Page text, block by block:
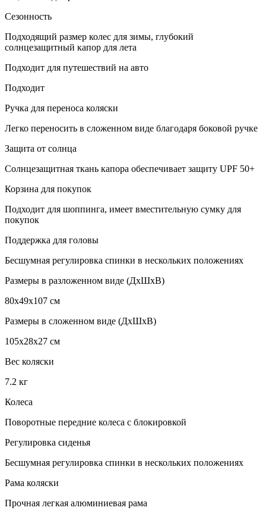
Сезонность
Подходящий размер колес для зимы, глубокий
солнцезащитный капор для лета
Подходит для путешествий на авто
Подходит
Ручка для переноса коляски
Легко переносить в сложенном виде благодаря боковой ручке
Защита от солнца
Солнцезащитная ткань капора обеспечивает защиту UPF 50+
Корзина для покупок
Подходит для шоппинга, имеет вместительную сумку для
покупок
Поддержка для головы
Бесшумная регулировка спинки в нескольких положениях
Размеры в разложенном виде (ДхШхВ)
80х49х107 см
Размеры в сложенном виде (ДхШхВ)
105х28х27 см
Вес коляски
7.2 кг
Колеса
Поворотные передние колеса с блокировкой
Регулировка сиденья
Бесшумная регулировка спинки в нескольких положениях
Рама коляски
Прочная легкая алюминиевая рама